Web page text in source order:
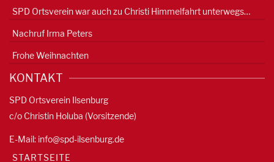
SPD Ortsverein war auch zu Christi Himmelfahrt unterwegs…
Nachruf Irma Peters
Frohe Weihnachten
KONTAKT
SPD Ortsverein Ilsenburg
c/o Christin Holuba (Vorsitzende)
E-Mail: info@spd-ilsenburg.de
STARTSEITE